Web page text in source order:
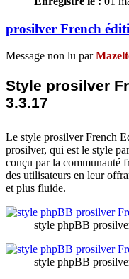
prosilver French
Message non lu par
Style prosilver
3.3.17
Le style prosilver French
prosilver, qui est le style
conçu par la communauté
des utilisateurs en leur
et plus fluide.
style phpBB
style phpBB